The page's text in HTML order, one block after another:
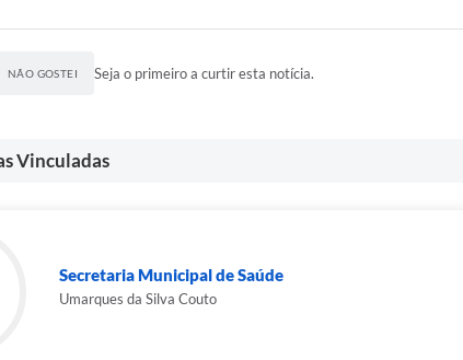
NÃO GOSTEI Seja o primeiro a curtir esta notícia.
Vinculadas
Secretaria Municipal de Saúde
Umarques da Silva Couto